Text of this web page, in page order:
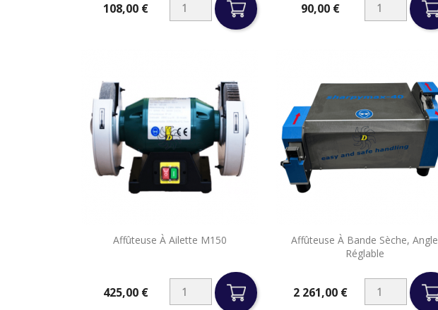
108,00 € 90,00 €
Affûteuse À Ailette M150
425,00 €
Aperçu rapide
Affûteuse À Bande Sèche, Angle
Réglable
Prix2 261,00 €
Aperçu rapide